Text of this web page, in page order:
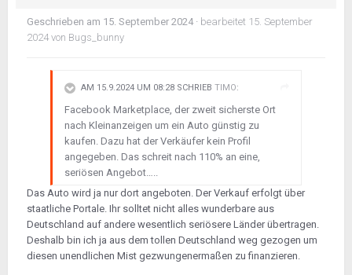
Geschrieben am 15. September 2024· bearbeitet 15. September
2024 von Bugs_bunny
AM 15.9.2024 UM 08:28 SCHRIEB TIMO:
Facebook Marketplace, der zweit sicherste Ort
nach Kleinanzeigen um ein Auto günstig zu
kaufen. Dazu hat der Verkäufer kein Profil
angegeben. Das schreit nach 110% an eine,
seriösen Angebot…..
Das Auto wird ja nur dort angeboten. Der Verkauf erfolgt über
staatliche Portale. Ihr solltet nicht alles wunderbare aus
Deutschland auf andere wesentlich seriösere Länder übertragen.
Deshalb bin ich ja aus dem tollen Deutschland weg gezogen um
diesen unendlichen Mist gezwungenermaßen zu finanzieren.